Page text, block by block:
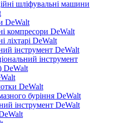
шліфувальні машини
DeWalt
компресори DeWalt
ліхтарі DeWalt
інструмент DeWalt
інструмент
DeWalt
DeWalt
буріння DeWalt
інструмент DeWalt